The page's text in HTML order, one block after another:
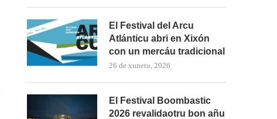
El Festival del Arcu
Atlánticu abri en Xixón
con un mercáu tradicional
26 de xunetu, 2026
El Festival Boombastic
2026 revalidaotru bon añu